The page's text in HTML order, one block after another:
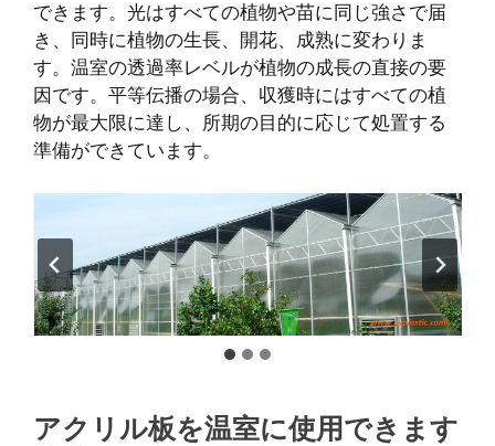
できます。光はすべての植物や苗に同じ強さで届
き、同時に植物の生長、開花、成熟に変わりま
す。温室の透過率レベルが植物の成長の直接の要
因です。平等伝播の場合、収獲時にはすべての植
物が最大限に達し、所期の目的に応じて処置する
準備ができています。
アクリル板を温室に使用できます